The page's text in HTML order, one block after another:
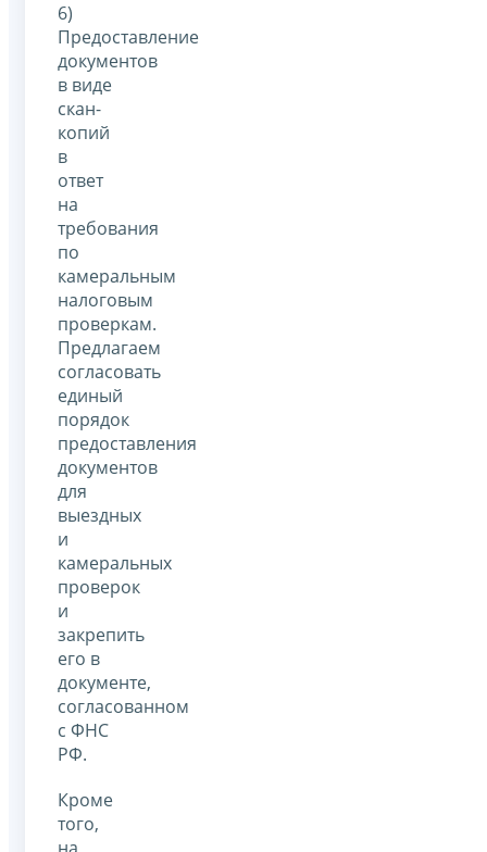
6)
Предоставление
документов
в виде
скан-
копий
в
ответ
на
требования
по
камеральным
налоговым
проверкам.
Предлагаем
согласовать
единый
порядок
предоставления
документов
для
выездных
и
камеральных
проверок
и
закрепить
его в
документе,
согласованном
с ФНС
РФ.
Кроме
того,